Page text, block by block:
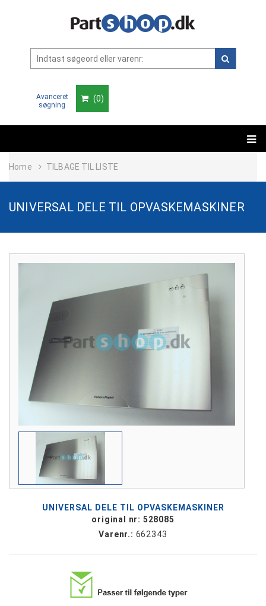
Avanceret
søgning
(0)
Home TILBAGE TIL LISTE
UNIVERSAL DELE TIL OPVASKEMASKINER
UNIVERSAL DELE TIL OPVASKEMASKINER
original nr: 528085
Varenr.: 662343